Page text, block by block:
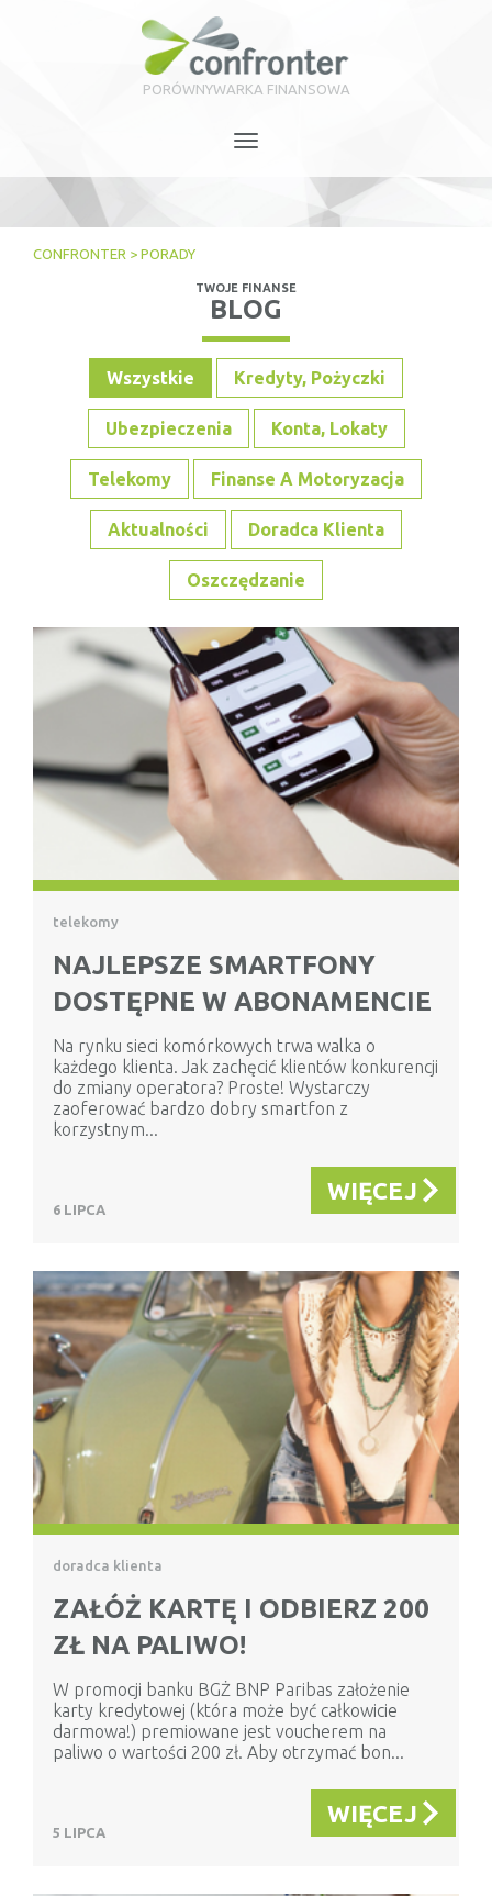
PORÓWNYWARKA FINANSOWA
navigation
CONFRONTER > PORADY
TWOJE FINANSE
BLOG
Wszystkie Kredyty, Pożyczki
Ubezpieczenia Konta, Lokaty
Telekomy Finanse A Motoryzacja
Aktualności Doradca Klienta
Oszczędzanie
telekomy
NAJLEPSZE SMARTFONY
DOSTĘPNE W ABONAMENCIE
Na rynku sieci komórkowych trwa walka o
każdego klienta. Jak zachęcić klientów konkurencji
do zmiany operatora? Proste! Wystarczy
zaoferować bardzo dobry smartfon z
korzystnym...
6 LIPCA
WIĘCEJ
doradca klienta
ZAŁÓŻ KARTĘ I ODBIERZ 200
ZŁ NA PALIWO!
W promocji banku BGŻ BNP Paribas założenie
karty kredytowej (która może być całkowicie
darmowa!) premiowane jest voucherem na
paliwo o wartości 200 zł. Aby otrzymać bon...
5 LIPCA
WIĘCEJ